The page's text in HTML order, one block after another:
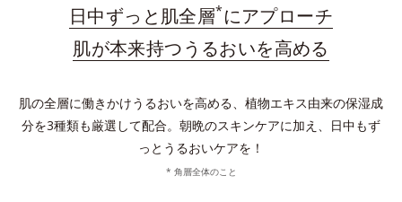
日中ずっと肌全層* にアプローチ
肌が本来持つうるおいを高める
肌の全層に働きかけうるおいを高める、植物エキス由来の保湿成
分を3種類も厳選して配合。 朝晩のスキンケアに加え、日中もず
っとうるおいケアを！
* 角層全体のこと